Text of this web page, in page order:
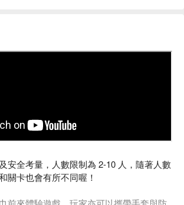
安全考量，人數限制為 2-10 人，隨著人數
關卡也會有所不同喔！